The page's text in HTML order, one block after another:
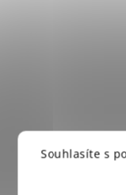
Souhlasíte s